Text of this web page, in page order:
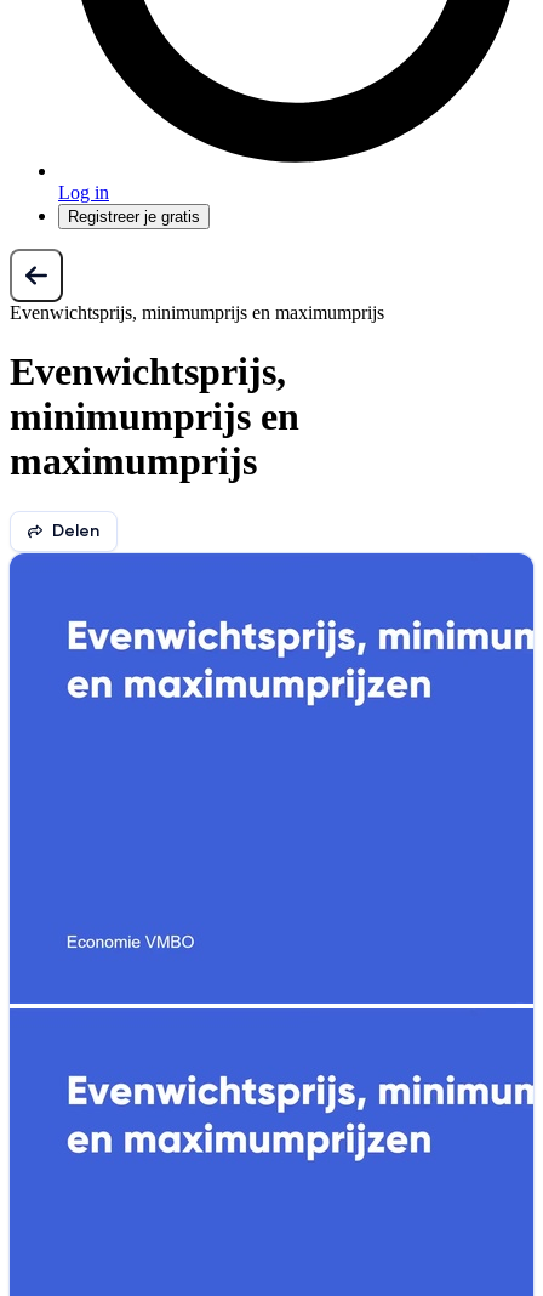
Log in
Registreer je gratis
Evenwichtsprijs, minimumprijs en maximumprijs
Evenwichtsprijs,
minimumprijs en
maximumprijs
Delen